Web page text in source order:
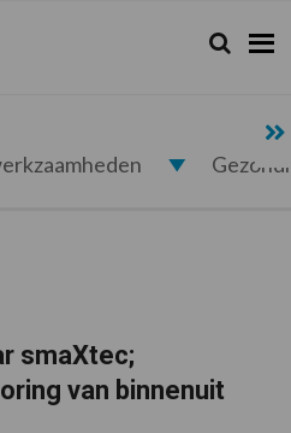
Zoeken...
Zoek
smaXtec;
van binnenuit